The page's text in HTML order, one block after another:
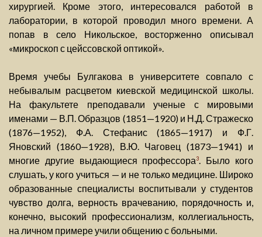
хирургией. Кроме этого, интересовался работой в
лаборатории, в которой проводил много времени. А
попав в село Никольское, восторженно описывал
«микроскоп с цейссовской оптикой».
Время учебы Булгакова в университете совпало с
небывалым расцветом киевской медицинской школы.
На факультете преподавали ученые с мировыми
именами — В.П. Образцов (1851—1920) и Н.Д. Стражеско
(1876—1952), Ф.А. Стефанис (1865—1917) и Ф.Г.
Яновский (1860—1928), В.Ю. Чаговец (1873—1941) и
многие другие выдающиеся профессора3. Было кого
слушать, у кого учиться — и не только медицине. Широко
образованные специалисты воспитывали у студентов
чувство долга, верность врачеванию, порядочность и,
конечно, высокий профессионализм, коллегиальность,
на личном примере учили общению с больными.